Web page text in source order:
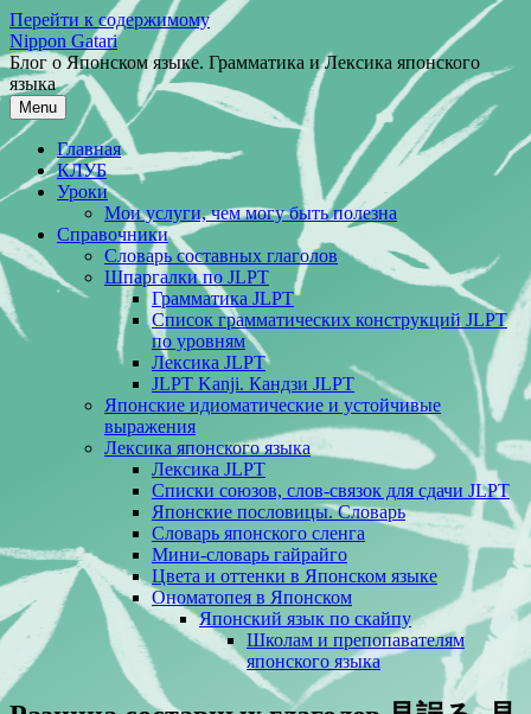
Перейти к содержимому
Nippon Gatari
Блог о Японском языке. Грамматика и Лексика японского
языка
Menu
Главная
КЛУБ
Уроки
Мои услуги, чем могу быть полезна
Справочники
Словарь составных глаголов
Шпаргалки по JLPT
Грамматика JLPT
Список грамматических конструкций JLPT
по уровням
Лексика JLPT
JLPT Kanji. Кандзи JLPT
Японские идиоматические и устойчивые
выражения
Лексика японского языка
Лексика JLPT
Списки союзов, слов-связок для сдачи JLPT
Японские пословицы. Словарь
Словарь японского сленга
Мини-словарь гайрайго
Цвета и оттенки в Японском языке
Ономатопея в Японском
Японский язык по скайпу
Школам и препопавателям
японского языка